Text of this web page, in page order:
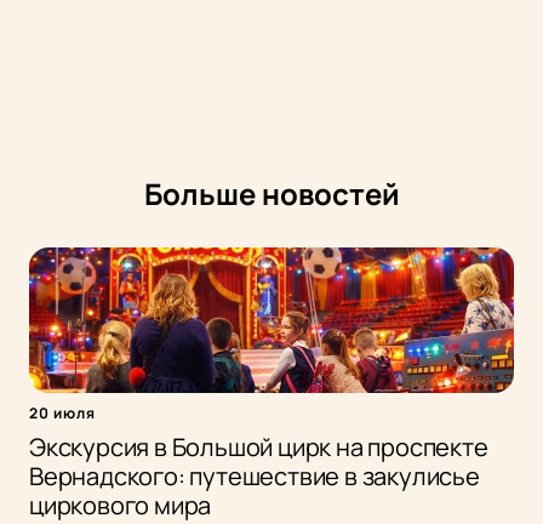
Больше новостей
20 июля
Экскурсия в Большой цирк на проспекте
Вернадского: путешествие в закулисье
циркового мира